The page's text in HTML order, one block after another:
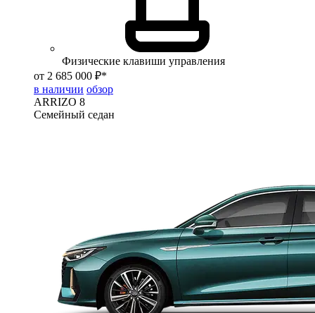
Физические клавиши управления
от 2 685 000 ₽*
в наличии обзор
ARRIZO 8
Семейный седан